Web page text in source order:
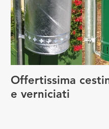
Offertissima
e verniciati